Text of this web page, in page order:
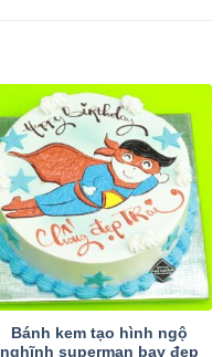
Bánh kem tạo hình ngộ
nghĩnh superman bay đẹp